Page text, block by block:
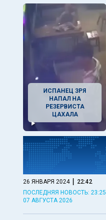
ИСПАНЕЦ ЗРЯ
НАПАЛ НА
РЕЗЕРВИСТА
ЦАХАЛА
26 ЯНВАРЯ 2024 | 22:42
ПОСЛЕДНЯЯ НОВОСТЬ: 23:25
07 АВГУСТА 2026